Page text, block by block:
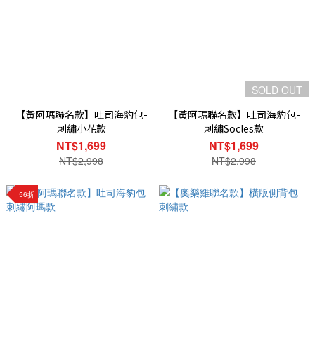
【黃阿瑪聯名款】吐司海豹包-
刺繡小花款
NT$1,699
NT$2,998
SOLD OUT
【黃阿瑪聯名款】吐司海豹包-
刺繡Socles款
NT$1,699
NT$2,998
56折